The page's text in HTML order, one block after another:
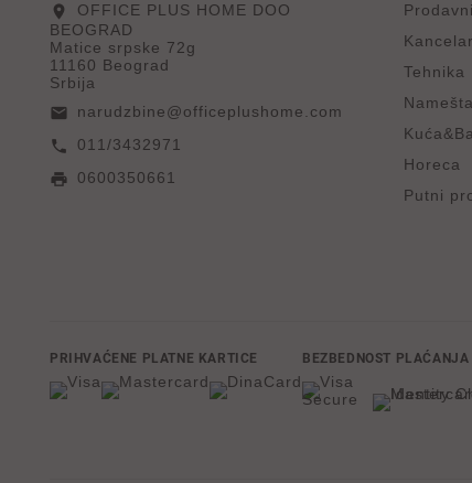
location_on
OFFICE PLUS HOME DOO
BEOGRAD
Matice srpske 72g
11160 Beograd
Srbija
email narudzbine@officeplushome.com
call 011/3432971
print 0600350661
Tehnika
Horeca
Putni
PRIHVAĆENE PLATNE KARTICE BEZBEDNOST PLAĆANJA